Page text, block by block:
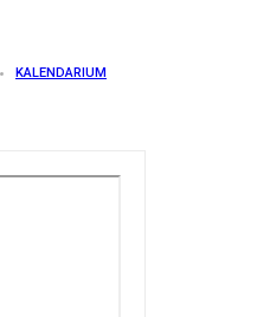
KALENDARIUM